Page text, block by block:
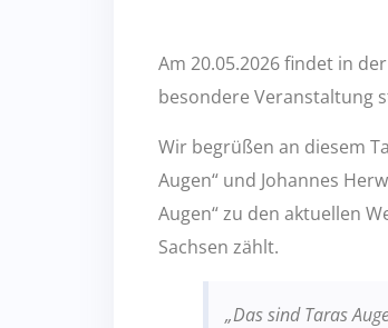
Am 20.05.2026 findet in
besondere Veranstaltung
Wir begrüßen an diesem
Augen“ und Johannes
Augen“ zu den aktuellen
Sachsen zählt.
„Das sind Taras